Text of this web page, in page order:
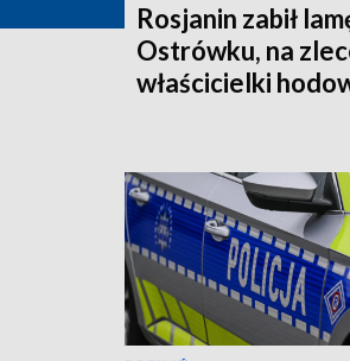
Rosjanin zabił
Ostrówku, na
właścicielki